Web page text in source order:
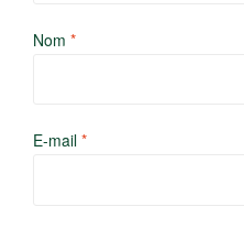
Nom *
E-mail *